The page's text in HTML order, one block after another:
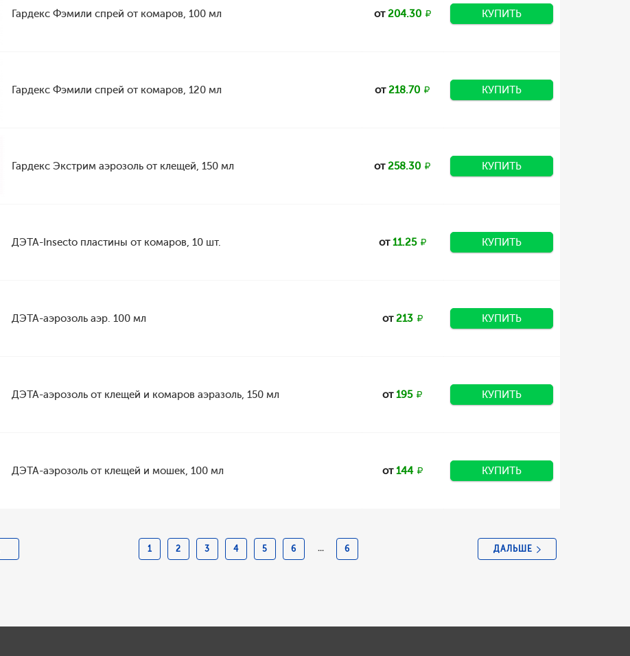
Гардекс Фэмили спрей от комаров, 100 мл от204.30 КУПИТЬ
Гардекс Фэмили спрей от комаров, 120 мл от218.70 КУПИТЬ
Гардекс Экстрим аэрозоль от клещей, 150 мл от258.30 КУПИТЬ
ДЭТА-Insecto пластины от комаров, 10 шт. от11.25 КУПИТЬ
ДЭТА-аэрозоль аэр. 100 мл от213 КУПИТЬ
ДЭТА-аэрозоль от клещей и комаров аэразоль, 150 мл от195 КУПИТЬ
ДЭТА-аэрозоль от клещей и мошек, 100 мл от144 КУПИТЬ
1 2 3 4 5 6 ... 6 ДАЛЬШЕ